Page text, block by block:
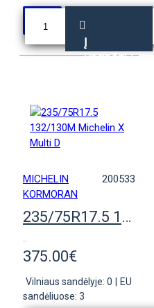
Į
KREPŠELĮ
MICHELIN
KORMORAN
200533
235/75R17.5 132/130M Michelin X Multi D
..
375.00€
Vilniaus sandėlyje: 0
EU
sandėliuose: 3